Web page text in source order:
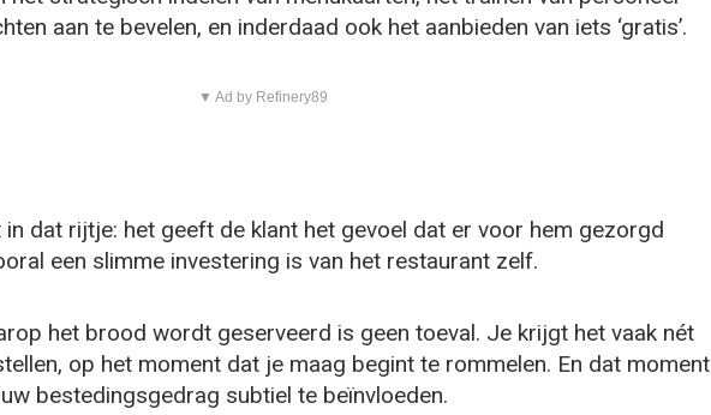
aan te bevelen, en inderdaad ook het aanbieden van iets ‘gratis’.
▼ Ad by Refinery89
dat rijtje: het geeft de klant het gevoel dat er voor hem gezorgd
een slimme investering is van het restaurant zelf.
het brood wordt geserveerd is geen toeval. Je krijgt het vaak nét
op het moment dat je maag begint te rommelen. En dat moment
bestedingsgedrag subtiel te beïnvloeden.